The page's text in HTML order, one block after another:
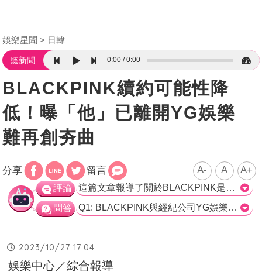
娛樂星聞 日韓
聽新聞 0:00 0:00
BLACKPINK續約可能性降
低！曝「他」已離開YG娛樂
難再創夯曲
分享 留言 A- A A+
評論 這篇文章報導了關於BLACKPINK是否與YG娛樂續約的傳聞。根據業界人士的消息，BLACKPINK的續約答案預計在11月中旬揭曉，當時YG娛樂公開公司報表，揭示了合約現狀。文章提到，有網友發現一線索，認為BLACKPINK的成員可能會離開，這導致他們再也無法創造出神曲，因此續約的機會很低。此外，也報導了BLACKPINK的常用製作人Bekuh Boom已離開了他們的老東家，這也使人們推測BLACKPINK的未來發展可能不如過去。綜合分析來看，BLACKPINK的續約可能性似乎有所降低。>
問答 Q1: BLACKPINK與經紀公司YG娛樂的續約是否已經有答案？ A) 是的，他們已經續約 B) 不是的，他們還在討論中 C) 是的，他們已經確定不續約 正確答案: B) 不是的，他們還在討論中 Q2: 業界人士預計BLACKPINK的續約答案將在何時揭曉？ A) 10月底 B) 11月初 C) 11月中旬 正確答案: C) 11月中旬 Q3: BLACKPINK經紀公司YG娛樂預計在何時公開所屬歌手的合約現狀？ A) 11月第一個禮拜一 B) 11月第二個禮拜一 C) 11月第三個禮拜一 正確答案: B) 11月第二個禮拜一
2023/10/27 17:04
娛樂中心／綜合報導